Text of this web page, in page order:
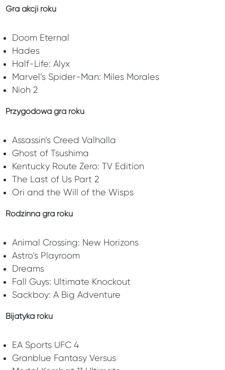
Gra akcji roku
Doom Eternal
Hades
Half-Life: Alyx
Marvel’s Spider-Man: Miles Morales
Nioh 2
Przygodowa gra roku
Assassin’s Creed Valhalla
Ghost of Tsushima
Kentucky Route Zero: TV Edition
The Last of Us Part 2
Ori and the Will of the Wisps
Rodzinna gra roku
Animal Crossing: New Horizons
Astro’s Playroom
Dreams
Fall Guys: Ultimate Knockout
Sackboy: A Big Adventure
Bijatyka roku
EA Sports UFC 4
Granblue Fantasy Versus